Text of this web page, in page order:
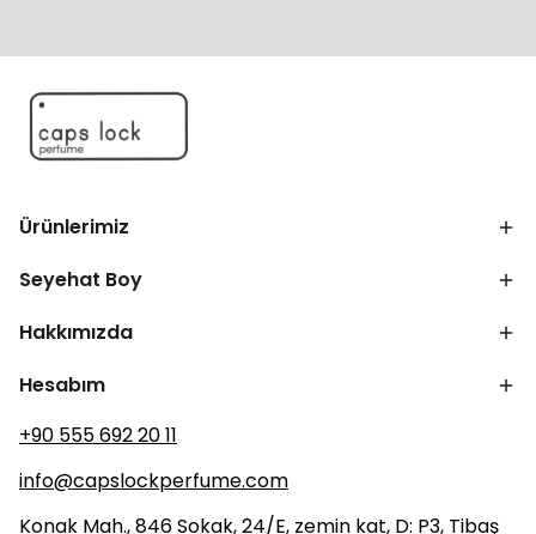
Ürünlerimiz
Seyehat Boy
Hakkımızda
Hesabım
+90 555 692 20 11
info@capslockperfume.com
Konak Mah., 846 Sokak, 24/E, zemin kat, D: P3, Tibaş